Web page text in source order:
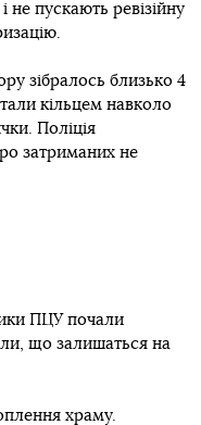
не пускають ревізійну
зібралось близько 4
кільцем навколо
Поліція
затриманих не
ПЦУ почали
що залишаться на
храму.